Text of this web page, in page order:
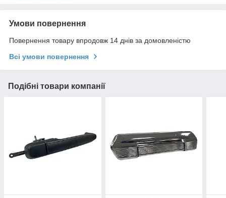
Умови повернення
Повернення товару впродовж 14 днів за домовленістю
Всі умови повернення
Подібні товари компанії